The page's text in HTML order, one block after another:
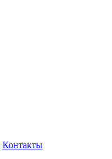
Контакты